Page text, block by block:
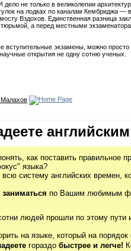
не только в великолепии
на лодках по каналам Кембриджа —
Вздохов. Единственная разница
а перед местными
вступительные экзамены, можно
открытия не одну сотню ученых.
Малахов
как поставить правильное
языка?
систему английских времен,
заниматься по Вашим любимым
людей прошли по этому
на языке, который на порядок
гораздо быстрее и легче!